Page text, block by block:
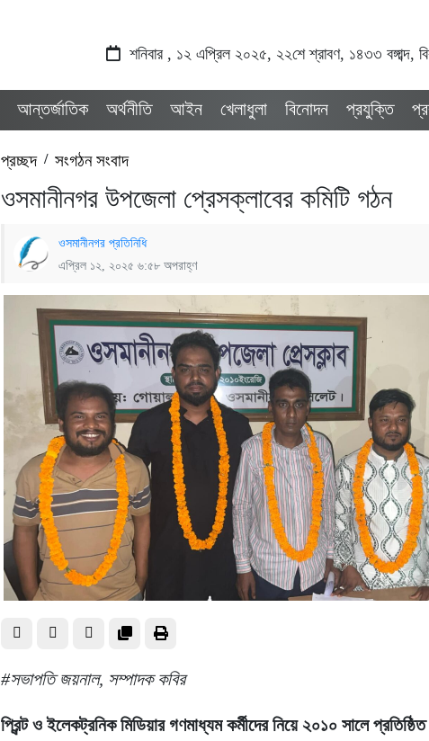
শনিবার , ১২ এপ্রিল ২০২৫, ২২শে শ্রাবণ, ১৪৩৩ বঙ্গাব্দ,
আন্তর্জাতিক অর্থনীতি আইন খেলাধুলা বিনোদন প্রযুক্তি
প্রচ্ছদ/সংগঠন সংবাদ
ওসমানীনগর উপজেলা প্রেসক্লাবের কমিটি গঠন
ওসমানীনগর প্রতিনিধি
এপ্রিল ১২, ২০২৫ ৬:৫৮ অপরাহ্ণ
#সভাপতি জয়নাল, সম্পাদক কবির
প্রিন্ট ও ইলেকট্রনিক মিডিয়ার গণমাধ্যম কর্মীদের নিয়ে ২০১০ সালে